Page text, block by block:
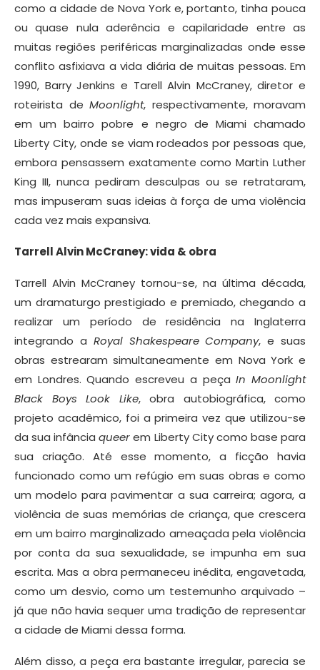
como a cidade de Nova York e, portanto, tinha pouca
ou quase nula aderência e capilaridade entre as
muitas regiões periféricas marginalizadas onde esse
conflito asfixiava a vida diária de muitas pessoas. Em
1990, Barry Jenkins e Tarell Alvin McCraney, diretor e
roteirista de Moonlight, respectivamente, moravam
em um bairro pobre e negro de Miami chamado
Liberty City, onde se viam rodeados por pessoas que,
embora pensassem exatamente como Martin Luther
King III, nunca pediram desculpas ou se retrataram,
mas impuseram suas ideias à força de uma violência
cada vez mais expansiva.
Tarrell Alvin McCraney: vida & obra
Tarrell Alvin McCraney tornou-se, na última década,
um dramaturgo prestigiado e premiado, chegando a
realizar um período de residência na Inglaterra
integrando a Royal Shakespeare Company, e suas
obras estrearam simultaneamente em Nova York e
em Londres. Quando escreveu a peçaIn Moonlight
Black Boys Look Like, obra autobiográfica, como
projeto acadêmico, foi a primeira vez que utilizou-se
da sua infânciaqueerem Liberty City como base para
sua criação. Até esse momento, a ficção havia
funcionado como um refúgio em suas obras e como
um modelo para pavimentar a sua carreira; agora, a
violência de suas memórias de criança, que crescera
em um bairro marginalizado ameaçada pela violência
por conta da sua sexualidade, se impunha em sua
escrita. Mas a obra permaneceu inédita, engavetada,
como um desvio, como um testemunho arquivado –
já que não havia sequer uma tradição de representar
a cidade de Miami dessa forma.
Além disso, a peça era bastante irregular, parecia se